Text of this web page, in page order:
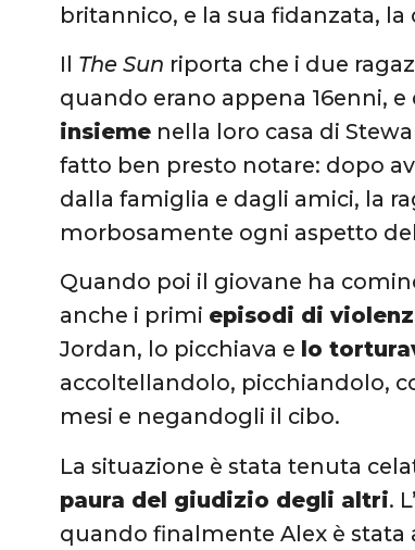
britannico, e la sua fidanzata, la
Il The Sun riporta che i due
quando erano appena 16enni,
insieme nella loro casa di
fatto ben presto notare: dopo
dalla famiglia e dagli amici, la
morbosamente ogni aspetto
Quando poi il giovane ha
anche i primi episodi di
Jordan, lo picchiava e lo
accoltellandolo, picchiandolo,
mesi e negandogli il cibo.
La situazione è stata tenuta
paura del giudizio degli altri.
quando finalmente Alex è stata